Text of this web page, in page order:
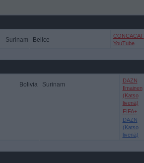
Surinam Belice
CONCACAF
YouTube
Bolivia Surinam
DAZN
Ilmainen
(Katso
livenä)
FIFA+
DAZN
(Katso
livenä)